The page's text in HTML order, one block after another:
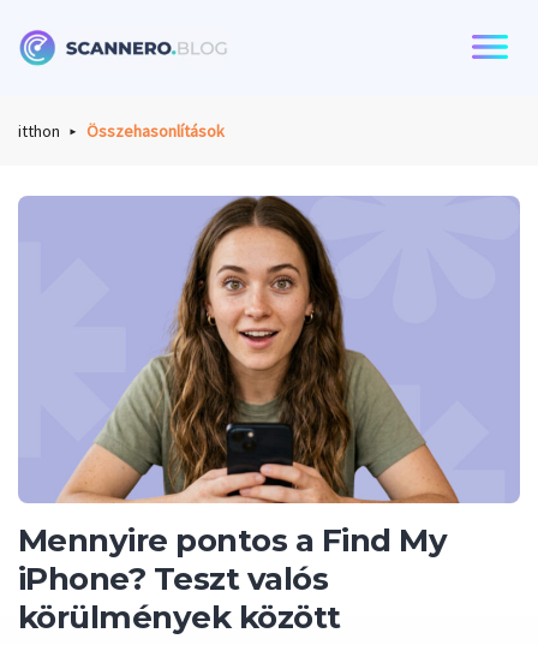
itthon Összehasonlítások
Mennyire pontos a Find My
iPhone? Teszt valós
körülmények között